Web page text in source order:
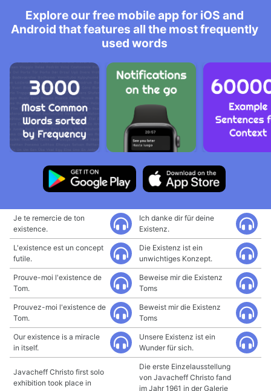
Explore our free mobile app for iOS and
Android that features all the most frequently
used words
Je te remercie de ton
existence.
Ich danke dir für deine
Existenz.
L'existence est un concept
futile.
Die Existenz ist ein
unwichtiges Konzept.
Prouve-moi l'existence de
Tom.
Beweise mir die Existenz
Toms
Prouvez-moi l'existence de
Tom.
Beweist mir die Existenz
Toms
Our existence is a miracle
in itself.
Unsere Existenz ist ein
Wunder für sich.
Javacheff Christo first solo
exhibition took place in
Die erste Einzelausstellung
von Javacheff Christo fand
im Jahr 1961 in der Galerie